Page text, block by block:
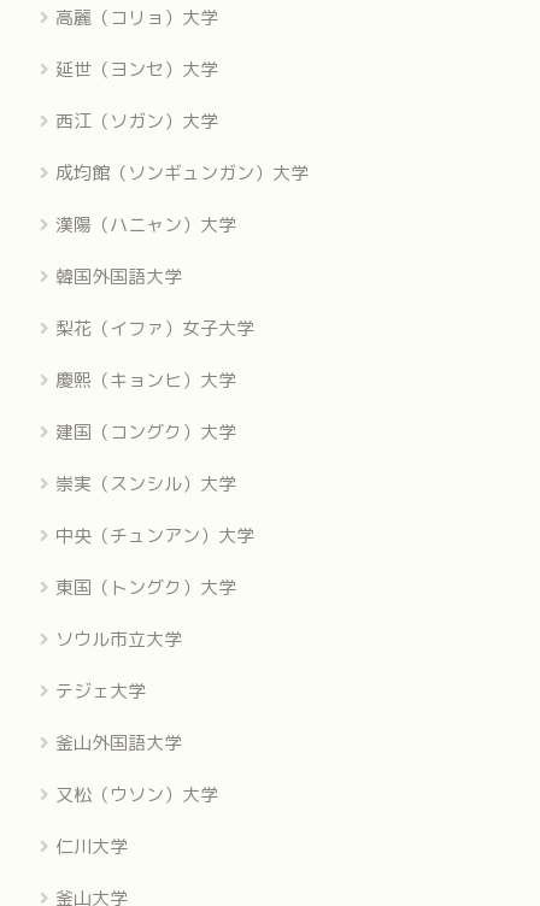
高麗（コリョ）大学
延世（ヨンセ）大学
西江（ソガン）大学
成均館（ソンギュンガン）大学
漢陽（ハニャン）大学
韓国外国語大学
梨花（イファ）女子大学
慶熙（キョンヒ）大学
建国（コングク）大学
崇実（スンシル）大学
中央（チュンアン）大学
東国（トングク）大学
ソウル市立大学
テジェ大学
釜山外国語大学
又松（ウソン）大学
仁川大学
釜山大学